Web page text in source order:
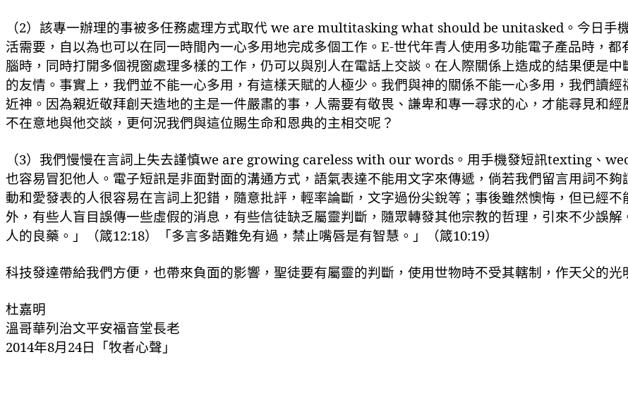
（2）該專一辦理的事被多任務處理方式取代 we are multitasking what should be unitasked。今日手
活需要，自以為也可以在同一時間內一心多用地完成多個工作 。 E-世代年青人使用多功能電子產品時 ，
腦時，同時打開多個視窗處理多樣的工作，仍可以與別人在電話上交談 。在人際關係上造成的結果便是
的友情。事實上，我們並不能一心多用，有這樣天賦的人極少。我們與神的關係不能一心多用，我們讀經
近神。因為親近敬拜創天造地的主是一件嚴肅的事，人需要有敬畏、謙卑和專一尋求的心，才能尋見和
不在意地與他交談，更何況我們與這位賜生命和恩典的主相交呢？
（3）我們慢慢在言詞上失去謹慎we are growing careless with our words 。用手機發短訊texting 、
也容易冒犯他人。電子短訊是非面對面的溝通方式，語氣表達不能用文字來傳遞，倘若我們留言用詞不夠
動和愛發表的人很容易在言詞上犯錯，隨意批評，輕率論斷，文字過份尖銳等；事後雖然懊悔，但已經
外，有些人盲目誤傳一些虛假的消息，有些信徒缺乏屬靈判斷，隨眾轉發其他宗教的哲理，引來不少誤解
人的良藥。 」（箴12:18）「多言多語難免有過，禁止嘴唇是有智慧。」 （箴10:19）
科技發達帶給我們方便，也帶來負面的影響，聖徒要有屬靈的判斷，使用世物時不受其轄制，作天父的光
杜嘉明
溫哥華列治文平安福音堂長老
2014年8月24日「牧者心聲」